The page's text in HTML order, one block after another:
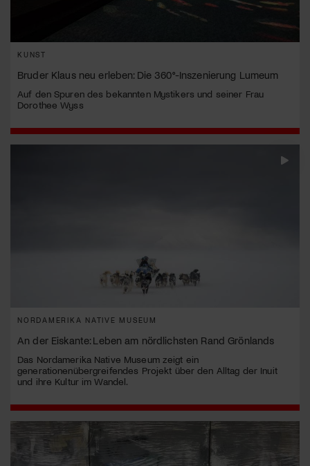
KUNST
Bruder Klaus neu erleben: Die 360°-Inszenierung Lumeum
Auf den Spuren des bekannten Mystikers und seiner Frau
Dorothee Wyss
NORDAMERIKA NATIVE MUSEUM
An der Eiskante: Leben am nördlichsten Rand Grönlands
Das Nordamerika Native Museum zeigt ein
generationenübergreifendes Projekt über den Alltag der Inuit
und ihre Kultur im Wandel.